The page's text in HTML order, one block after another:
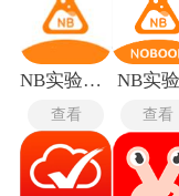
实验理解自然现象
理解、应用题等难
立逻辑思维框架。界
儿童注意力特点，使
NB实验室教师端
查看
NB实
查看